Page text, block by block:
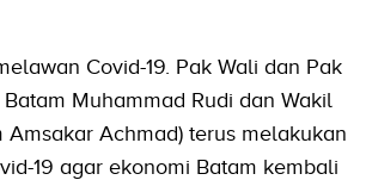
Covid-19. Pak Wali dan Pak
Batam Muhammad Rudi dan Wakil
Amsakar Achmad) terus melakukan
19 agar ekonomi Batam kembali